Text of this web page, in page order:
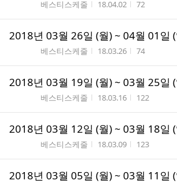
베스티스케줄 작성시간
18.04.02 조회수
72
2018년 03월 26일 (월) ~ 04월 01일
베스티스케줄 작성시간
18.03.26 조회수
74
2018년 03월 19일 (월) ~ 03월 25일
베스티스케줄 작성시간
18.03.16 조회수
122
2018년 03월 12일 (월) ~ 03월 18일
베스티스케줄 작성시간
18.03.09 조회수
123
2018년 03월 05일 (월) ~ 03월 11일